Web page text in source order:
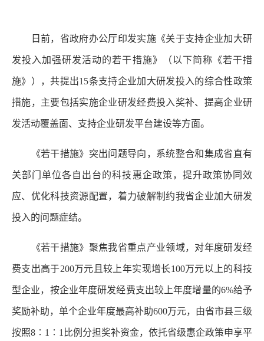
日前，省政府办公厅印发实施《关于支持企业加大研
发投入加强研发活动的若干措施》（以下简称《若干措
施》），共提出15条支持企业加大研发投入的综合性政策
措施，主要包括实施企业研发经费投入奖补、提高企业研
发活动覆盖面、支持企业研发平台建设等方面。
《若干措施》突出问题导向，系统整合和集成省直有
关部门单位各自出台的科技惠企政策，提升政策协同效
应、优化科技资源配置，着力破解制约我省企业加大研发
投入的问题症结。
《若干措施》聚焦我省重点产业领域，对年度研发经
费支出高于200万元且较上年实现增长100万元以上的科技
型企业，按企业年度研发经费支出较上年度增量的6%给予
奖励补助，单个企业年度最高补助600万元，由省市县三级
按照8∶1∶1比例分担奖补资金，依托省级惠企政策申享平